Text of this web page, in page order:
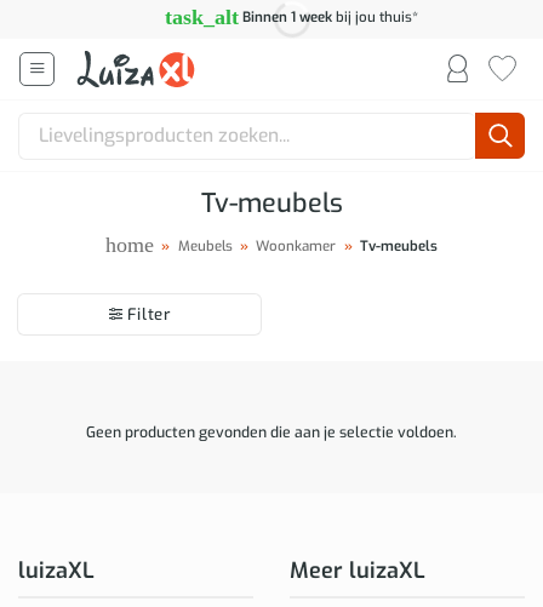
inhoud
task_alt Binnen 1 weekbij jou thuis*
Zoeken
Tv-meubels
home » Meubels » Woonkamer » Tv-meubels
Filter
Geen producten gevonden die aan je selectie voldoen.
luizaXL Meer luizaXL